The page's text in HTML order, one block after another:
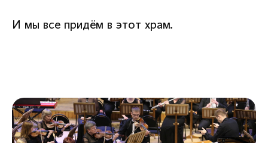
И мы все придём в этот храм.